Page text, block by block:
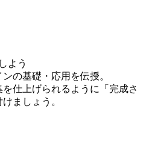
よう
の基礎・応用を伝授。
仕上げられるように「完成さ
ましょう。